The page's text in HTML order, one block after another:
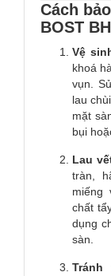
Cách
BOST
Vệ
khoá
vụn.
lau
mặt
bụi
Lau
tràn,
miếng
chất
dụng
sàn.